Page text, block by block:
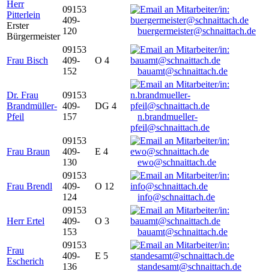
Herr
Pitterlein
Erster
Bürgermeister
09153
409-
120
buergermeister@schnaittach.de
Frau Bisch
09153
409-
152
O 4
bauamt@schnaittach.de
Dr. Frau
Brandmüller-
Pfeil
09153
409-
157
DG 4
n.brandmueller-
pfeil@schnaittach.de
Frau Braun
09153
409-
130
E 4
ewo@schnaittach.de
Frau Brendl
09153
409-
124
O 12
info@schnaittach.de
Herr Ertel
09153
409-
153
O 3
bauamt@schnaittach.de
Frau
Escherich
09153
409-
136
E 5
standesamt@schnaittach.de